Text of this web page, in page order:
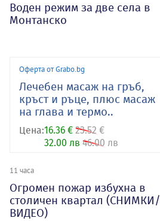
Воден режим за две села в
Монтанско
Оферта от Grabo.bg
Лечебен масаж на гръб,
кръст и ръце, плюс масаж
на глава и термо..
Цена:16.36 € 23.52 €
32.00 лв 46.00 лв
11 часа
Огромен пожар избухна в
столичен квартал (СНИМКИ/
ВИДЕО)